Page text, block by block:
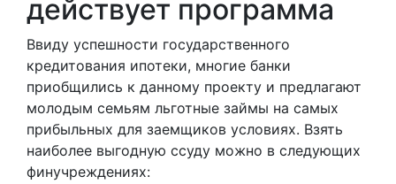
действует программа
Ввиду успешности государственного
кредитования ипотеки, многие банки
приобщились к данному проекту и предлагают
молодым семьям льготные займы на самых
прибыльных для заемщиков условиях. Взять
наиболее выгодную ссуду можно в следующих
финучреждениях: